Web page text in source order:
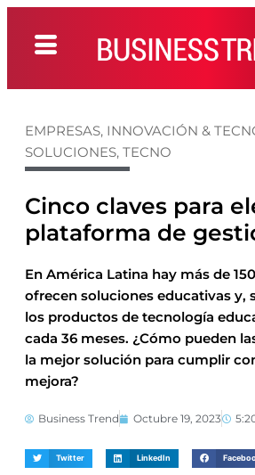
EMPRESAS, INNOVACIÓN &
SOLUCIONES, TECNO
Cinco claves para
plataforma de
En América Latina hay más de
ofrecen soluciones educativas y,
los productos de tecnología
cada 36 meses. ¿Cómo pueden
la mejor solución para cumplir
mejora?
Business Trend Octubre 19, 2023
Twitter LinkedIn